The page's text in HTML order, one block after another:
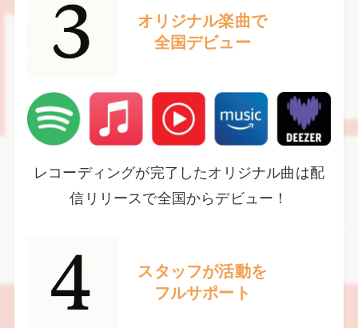
オリジナル楽曲で
全国デビュー
レコーディングが完了したオリジナル曲は配
信リリースで全国からデビュー！
スタッフが活動を
フルサポート